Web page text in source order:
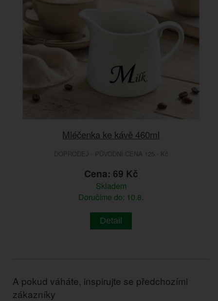
Mléčenka ke kávě 460ml
DOPRODEJ - PŮVODNÍ CENA 125.- Kč
Cena: 69 Kč
Skladem
Doručíme do: 10.8.
Detail
A pokud váháte, inspirujte se předchozími
zákazníky